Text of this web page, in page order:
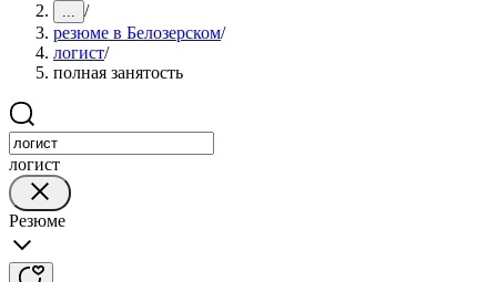
... /
резюме в Белозерском/
логист/
полная занятость
логист
Резюме